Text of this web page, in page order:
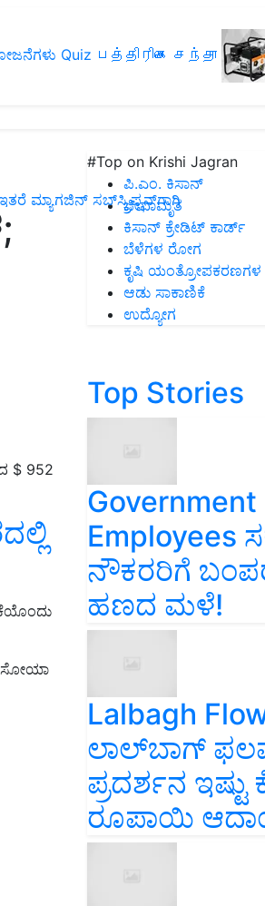
Quiz பத்திரிகை சந்தா
ಮ್ಯಾಗಜಿನ್‌ ಸಬ್‌ಸ್ಕ್ರಿಪ್ಷನ್‌ಗಾಗಿ
$ 952
ಸೋಯಾ
#Top on Krishi Jagran
ಪಿ.ಎಂ. ಕಿಸಾನ್
ಜೀವಾಮೃತ
ಕಿಸಾನ್ ಕ್ರೇಡಿಟ್ ಕಾರ್ಡ್
ಬೆಳೆಗಳ ರೋಗ
ಕೃಷಿ
ಆಡು ಸಾಕಾಣಿಕೆ
ಉದ್ಯೋಗ
Top Stories
Government
Employees
ನೌಕರರಿಗೆ
ಹಣದ ಮಳೆ!
Lalbagh
ಲಾಲ್‌ಬಾಗ್
ಪ್ರದರ್ಶನ
ರೂಪಾಯಿ